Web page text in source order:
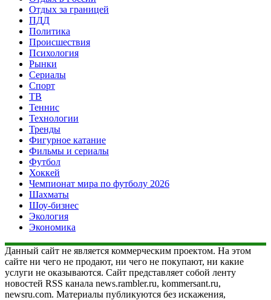
Отдых за границей
ПДД
Политика
Происшествия
Психология
Рынки
Сериалы
Спорт
ТВ
Теннис
Технологии
Тренды
Фигурное катание
Фильмы и сериалы
Футбол
Хоккей
Чемпионат мира по футболу 2026
Шахматы
Шоу-бизнес
Экология
Экономика
Данный сайт не является коммерческим проектом. На этом
сайте ни чего не продают, ни чего не покупают, ни какие
услуги не оказываются. Сайт представляет собой ленту
новостей RSS канала news.rambler.ru, kommersant.ru,
newsru.com. Материалы публикуются без искажения,